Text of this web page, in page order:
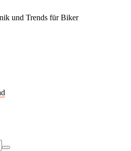
und Trends für Biker